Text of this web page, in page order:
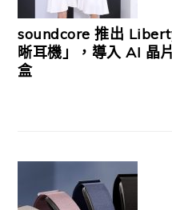
soundcore 推出
晰耳機」，導入 AI 晶
盒